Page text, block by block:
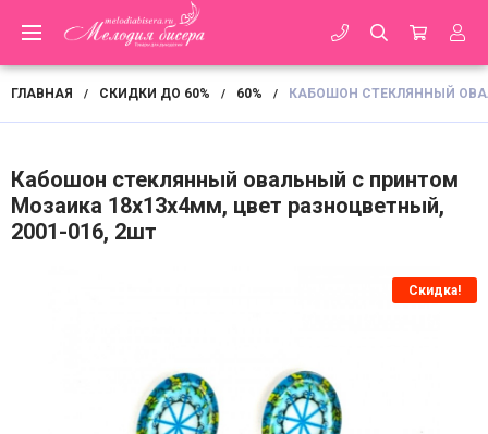
ГЛАВНАЯ / СКИДКИ ДО 60% / 60% / КАБОШОН СТЕКЛЯННЫЙ
Кабошон стеклянный овальный с принтом
Мозаика 18х13х4мм, цвет разноцветный,
2001-016, 2шт
Скидка!